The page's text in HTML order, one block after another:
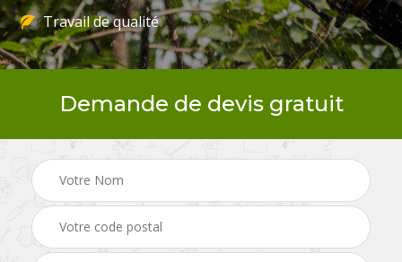
Travail de qualité
Demande de devis gratuit